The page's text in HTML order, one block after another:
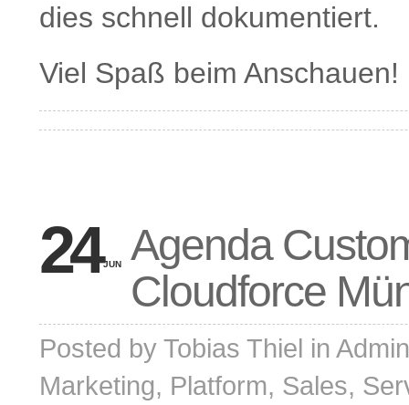
dies schnell dokumentiert.
Viel Spaß beim Anschauen!
24 JUN
Agenda
Cloudforce
Posted by Tobias Thiel in
Marketing, Platform, Sales,